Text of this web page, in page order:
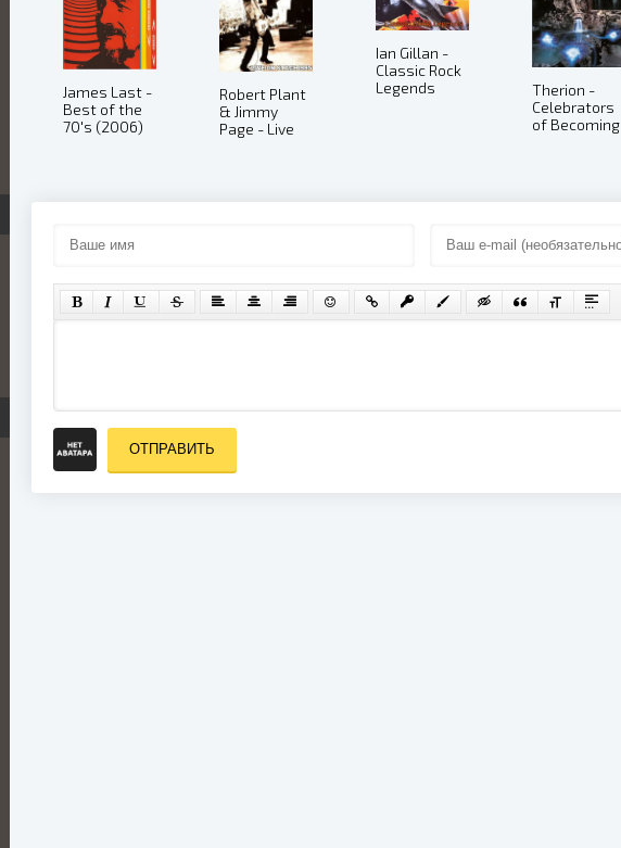
James Last -
Best of the
70's (2006)
Robert Plant
& Jimmy
Page - Live
Ian Gillan -
Classic Rock
Legends
Therion -
Celebrators
of Becoming
ОТПРАВИТЬ